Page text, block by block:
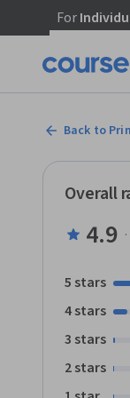
For
Back to
Overall
4.9 ·
5 stars
4 stars
3 stars
2 stars